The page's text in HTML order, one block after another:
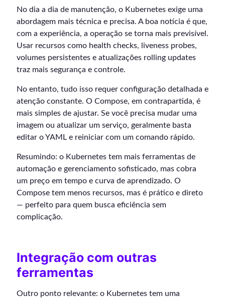
No dia a dia de manutenção, o Kubernetes exige uma
abordagem mais técnica e precisa. A boa notícia é que,
com a experiência, a operação se torna mais previsível.
Usar recursos como health checks, liveness probes,
volumes persistentes e atualizações rolling updates
traz mais segurança e controle.
No entanto, tudo isso requer configuração detalhada e
atenção constante. O Compose, em contrapartida, é
mais simples de ajustar. Se você precisa mudar uma
imagem ou atualizar um serviço, geralmente basta
editar o YAML e reiniciar com um comando rápido.
Resumindo: o Kubernetes tem mais ferramentas de
automação e gerenciamento sofisticado, mas cobra
um preço em tempo e curva de aprendizado. O
Compose tem menos recursos, mas é prático e direto
— perfeito para quem busca eficiência sem
complicação.
Integração com outras
ferramentas
Outro ponto relevante: o Kubernetes tem uma